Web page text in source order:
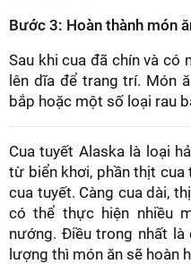
Bước 3: Hoàn thành món
Sau khi cua đã chín và có
lên dĩa để trang trí. Món
bắp hoặc một số loại rau
Cua tuyết Alaska là loại
từ biển khơi, phần thịt
cua tuyết. Càng cua dài,
có thể thực hiện nhiều
nướng. Điều trong nhất
lượng thì món ăn sẽ hoàn